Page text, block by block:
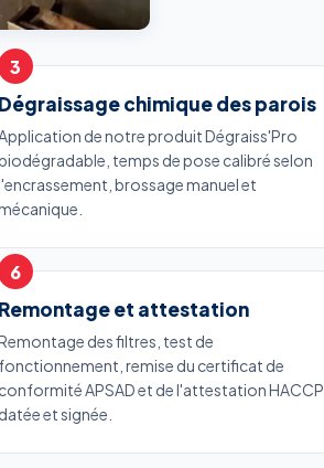
chimique des parois
de notre produit Dégraiss'Pro
temps de pose calibré selon
brossage manuel et
et attestation
des filtres, test de
remise du certificat de
APSAD et de l'attestation HACCP
et signée.